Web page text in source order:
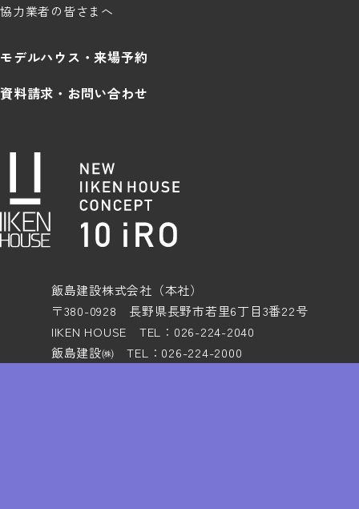
協力業者の皆さまへ
モデルハウス・来場予約
資料請求・お問い合わせ
飯島建設株式会社（本社）
〒380-0928 長野県長野市若里6丁目3番22号
IIKEN HOUSE TEL：026-224-2040
飯島建設㈱ TEL：026-224-2000